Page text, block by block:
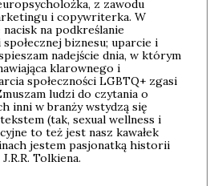
z zawodu
i copywriterka. W
nacisk na podkreślanie
biznesu; uparcie i
nadejście dnia, w którym
klarownego i
społeczności LGBTQ+ zgasi
ludzi do czytania o
inni w branży wstydzą się
(tak, sexual wellness i
to też jest nasz kawałek
jestem pasjonatką historii
Tolkiena.